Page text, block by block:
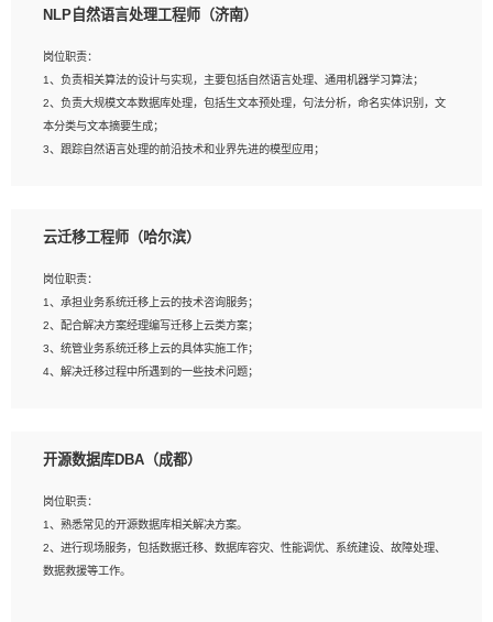
验的更佳；
3、熟悉数据库开发，熟悉Mysql、Oracle、MongoDb数据库应用开发其中一种；
4、熟悉Python Wed框架（Django/Flask...）代码能力优秀，熟悉编码规范和具备
良好的文档编写能力）；
5、沟通表达能力强，具备团队协作能力。
NLP自然语言处理工程师（济南）
岗位职责：
1、负责相关算法的设计与实现，主要包括自然语言处理、通用机器学习算法；
2、负责大规模文本数据库处理，包括生文本预处理，句法分析，命名实体识别，文
本分类与文本摘要生成；
3、跟踪自然语言处理的前沿技术和业界先进的模型应用；
岗位要求：
2、熟悉tensorflow，keras，pytorch等常规深度学习框架，快速根据客户需求实现
有效的模型；
3、熟悉掌握至少一种编程语言，如：Python，Java；
4、 熟悉NLP相关算法与实现；
5、至少有一次及以上问答系统的项目实践，熟悉问答系统全流程开发者优先；
云迁移工程师（哈尔滨）
岗位职责：
1、承担业务系统迁移上云的技术咨询服务；
2、配合解决方案经理编写迁移上云类方案；
3、统管业务系统迁移上云的具体实施工作；
4、解决迁移过程中所遇到的一些技术问题；
1、专科及以上学历，三年以上工作经验，计算机等相关专业；
3、熟悉常见操作系统、存储、网络、 IO 等相关原理；
4、具有迁移工具实操经验，具备P2V、V2V迁移能力；
5、熟练华为、VMware虚拟化、云计算及云存储技术；
6、熟悉主流数据库、应用服务器、中间件部署架构和运维方法；
开源数据库DBA（成都）
岗位职责：
1、熟悉常见的开源数据库相关解决方案。
2、进行现场服务，包括数据迁移、数据库容灾、性能调优、系统建设、故障处理、
数据救援等工作。